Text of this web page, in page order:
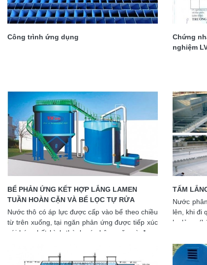
Công trình ứng dụng
Chứng
nghiệm
BỂ PHẢN ỨNG KẾT HỢP LẮNG LAMEN
TUẦN HOÀN CẶN VÀ BỂ LỌC TỰ RỬA
Nước thô có áp lực được cấp vào bể theo chiều
từ trên xuống, tại ngăn phản ứng được tiếp xúc
với hóa chất hình thành các bông cặn và được
lamen kiểu đan chéo (công nghệ Mỹ), cặn được
TẤM
Nước
lên, khi đi
lơ lửng
xuống
trong